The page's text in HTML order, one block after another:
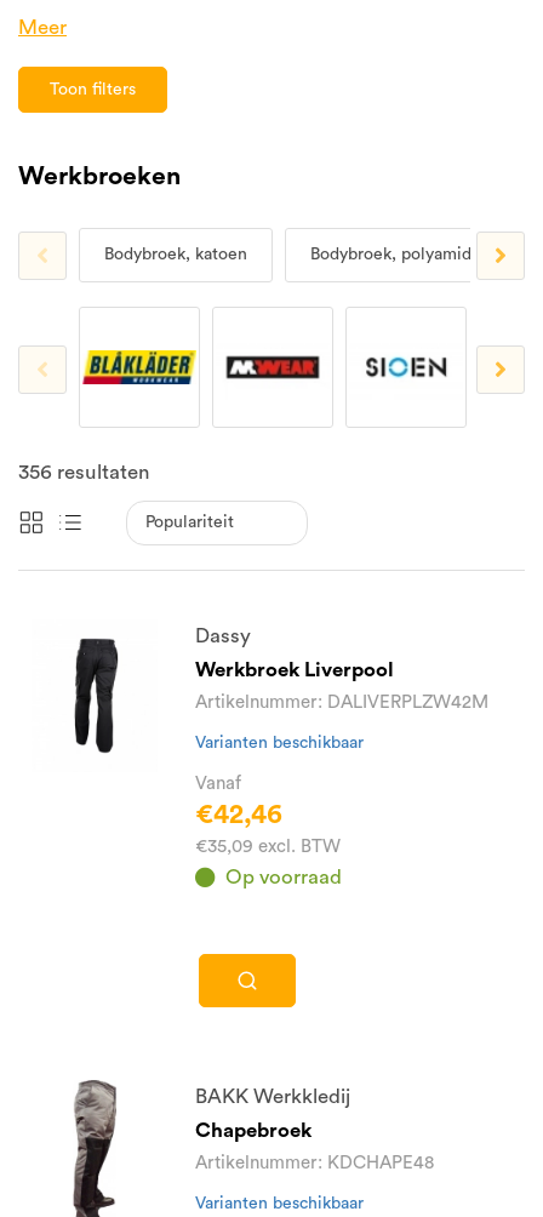
Meer
Toon filters
Werkbroeken
Bodybroek, katoen Bodybroek, polyamide
356 resultaten
Dassy
Werkbroek Liverpool
Artikelnummer: DALIVERPLZW42M
Varianten beschikbaar
Vanaf
€42,46
€35,09 excl. BTW
Op voorraad
BAKK Werkkledij
Chapebroek
Artikelnummer: KDCHAPE48
Varianten beschikbaar